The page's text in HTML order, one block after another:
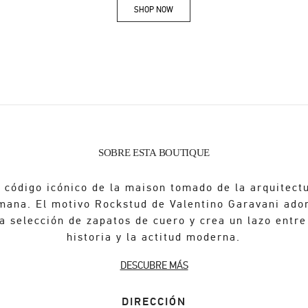
SHOP NOWLink Opens in New Tab
SOBRE ESTA BOUTIQUE
código icónico de la maison tomado de la
El motivo Rockstud de Valentino Garavani
selección de zapatos de cuero y crea un lazo
historia y la actitud moderna.
DESCUBRE MÁS
DIRECCIÓN